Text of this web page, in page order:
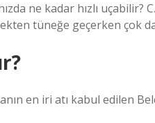
ne kadar hızlı uçabilir?
tüneğe geçerken çok
en iri atı kabul edilen